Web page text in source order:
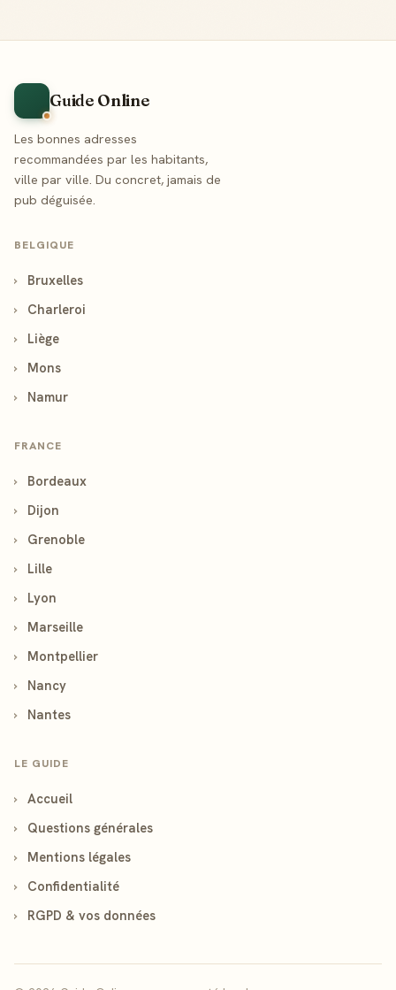
Guide Online
Les bonnes adresses
recommandées par les habitants,
ville par ville. Du concret, jamais de
pub déguisée.
BELGIQUE
›
Bruxelles
›
Charleroi
›
Liège
›
Mons
›
Namur
FRANCE
›
Bordeaux
›
Dijon
›
Grenoble
›
Lille
›
Lyon
›
Marseille
›
Montpellier
›
Nancy
›
Nantes
LE GUIDE
›
Accueil
›
Questions générales
›
Mentions légales
›
Confidentialité
›
RGPD & vos données